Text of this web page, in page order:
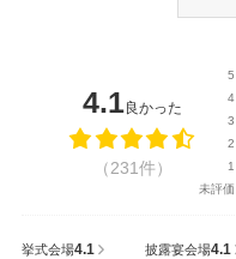
4.1良かった
（231件）
5
4
3
2
1
未評価
挙式会場4.1 披露宴会場4.1